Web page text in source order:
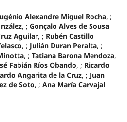
Alexandre Miguel Rocha, ;
, ; Gonçalo Alves de Sousa
Aguilar, ; Rubén Castillo
, ; Julián Duran Peralta, ;
, ; Tatiana Barona Mendoza,
Fabián Ríos Obando, ; Ricardo
Angarita de la Cruz, ; Juan
de Soto, ; Ana María Carvajal